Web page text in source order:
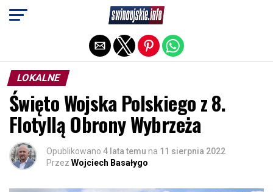
LOKALNE
Święto Wojska Polskiego z 8.
Flotyllą Obrony Wybrzeża
Opublikowano 4 lata temu na 11 sierpnia 2022
Przez Wojciech Basałygo
Exit mobile version